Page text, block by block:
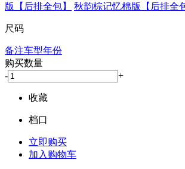
版【后排全包】
秋韵棕记忆棉版【后排全
尺码
备注车型年份
购买数量
-
+
收藏
档口
立即购买
加入购物车